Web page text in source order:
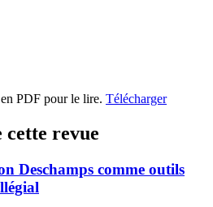
PDF pour le lire. Télécharger
cette revue
Deschamps comme outils